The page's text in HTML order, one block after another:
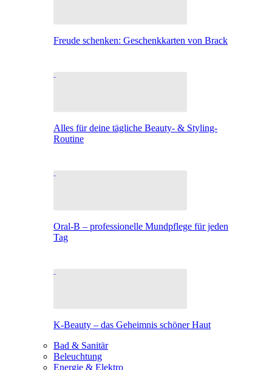
Freude schenken: Geschenkkarten von Brack
Alles für deine tägliche Beauty- & Styling-
Routine
Oral-B – professionelle Mundpflege für jeden
Tag
K-Beauty – das Geheimnis schöner Haut
Bad & Sanitär
Beleuchtung
Energie & Elektro